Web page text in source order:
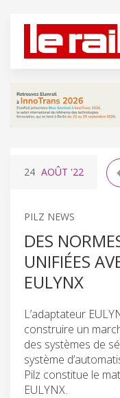
24 AOÛT '22
PILZ NEWS
DES
UNIFIÉES
EULYNX
L’adaptateur
construire un
des systèmes de
système
Pilz constitue le
EULYNX.